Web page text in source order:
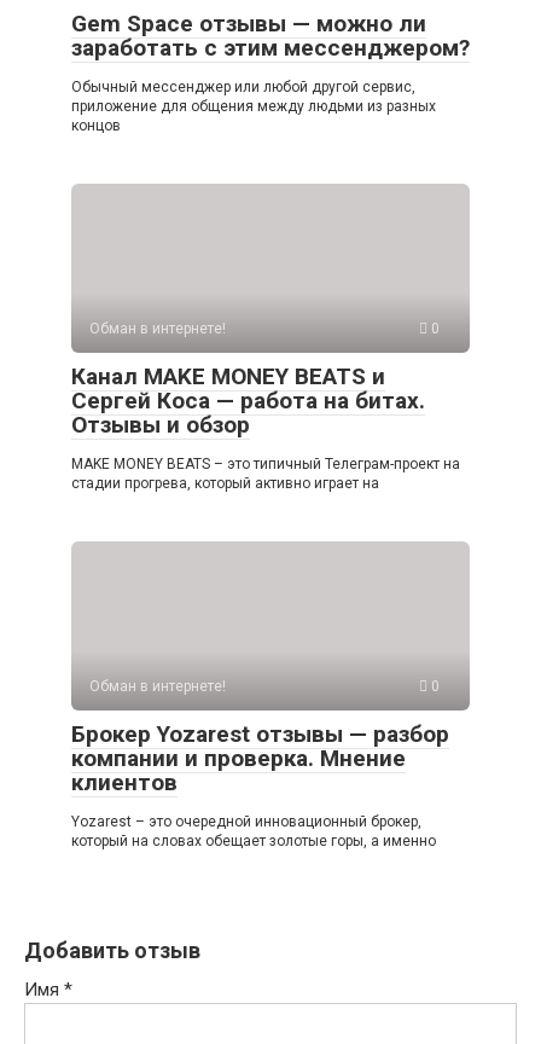
Gem Space отзывы — можно ли
заработать с этим мессенджером?
Обычный мессенджер или любой другой сервис,
приложение для общения между людьми из разных
концов
Обман в интернете! 0
Канал MAKE MONEY BEATS и
Сергей Коса — работа на битах.
Отзывы и обзор
MAKE MONEY BEATS – это типичный Телеграм-проект на
стадии прогрева, который активно играет на
Обман в интернете! 0
Брокер Yozarest отзывы — разбор
компании и проверка. Мнение
клиентов
Yozarest – это очередной инновационный брокер,
который на словах обещает золотые горы, а именно
Добавить отзыв
Имя *